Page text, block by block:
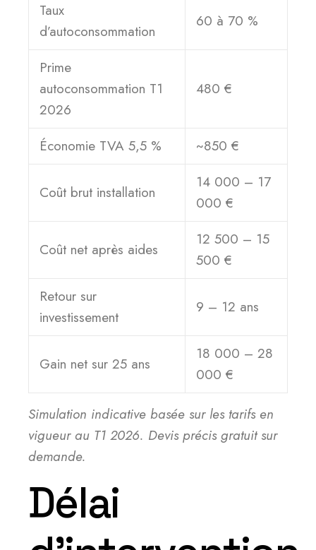
Taux
d’autoconsommation
60 à 70 %
Prime
autoconsommation T1
2026
480 €
Économie TVA 5,5 % ~850 €
Coût brut installation
14 000 – 17
000 €
Coût net après aides
12 500 – 15
500 €
Retour sur
investissement
9 – 12 ans
Gain net sur 25 ans
18 000 – 28
000 €
Simulation indicative basée sur les tarifs en
vigueur au T1 2026. Devis précis gratuit sur
demande.
Délai